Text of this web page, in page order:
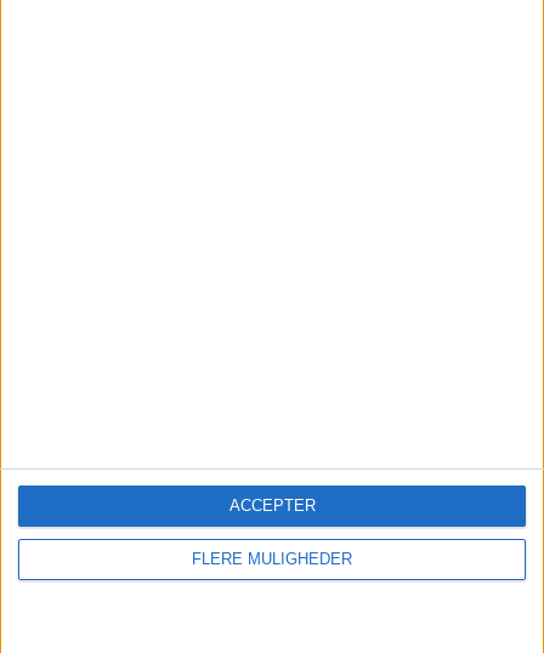
FLERE MULIGHEDER
ACCEPTER